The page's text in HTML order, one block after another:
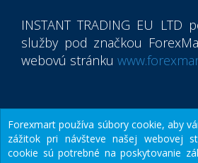
INSTANT TRADING EU LTD
služby pod značkou
webovú stránku
© 2015-2026 Instant Trading EU Ltd.
ForexMart Mobile App
Forexmart používa súbory cookie, aby
zážitok pri návšteve našej webovej
cookie sú potrebné na poskytovanie